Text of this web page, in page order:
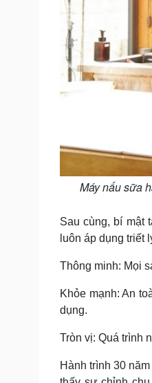
Máy nấu sữa
Sau cùng, bí mật
luôn áp dụng triết
Thông minh: Mọi
Khỏe mạnh: An
dụng.
Tròn vị: Quá trình
Hành trình 30